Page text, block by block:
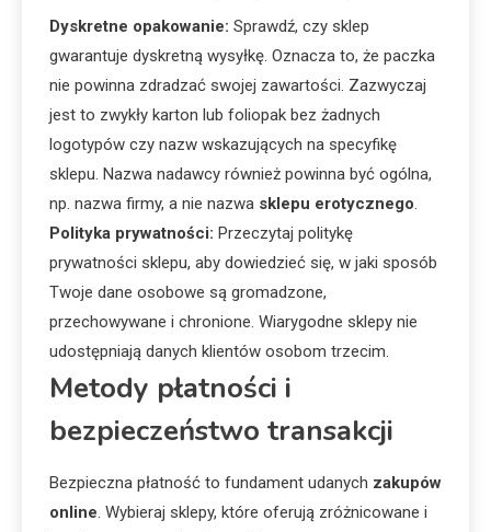
Dyskretne opakowanie: Sprawdź, czy sklep
gwarantuje dyskretną wysyłkę. Oznacza to, że paczka
nie powinna zdradzać swojej zawartości. Zazwyczaj
jest to zwykły karton lub foliopak bez żadnych
logotypów czy nazw wskazujących na specyfikę
sklepu. Nazwa nadawcy również powinna być ogólna,
np. nazwa firmy, a nie nazwa sklepu erotycznego.
Polityka prywatności: Przeczytaj politykę
prywatności sklepu, aby dowiedzieć się, w jaki sposób
Twoje dane osobowe są gromadzone,
przechowywane i chronione. Wiarygodne sklepy nie
udostępniają danych klientów osobom trzecim.
Metody płatności i
bezpieczeństwo transakcji
Bezpieczna płatność to fundament udanych zakupów
online. Wybieraj sklepy, które oferują zróżnicowane i